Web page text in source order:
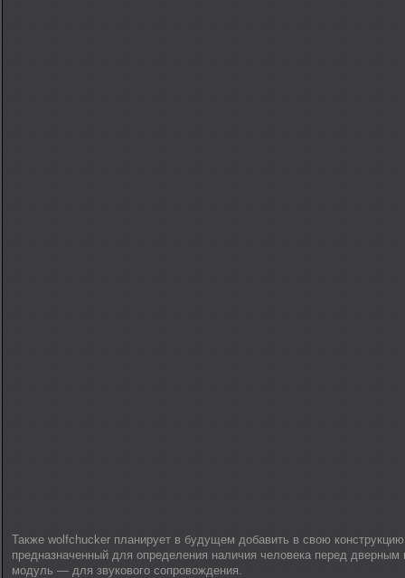
Также wolfchucker планирует в будущем добавить в свою
предназначенный для определения наличия человека перед
модуль — для звукового сопровождения.